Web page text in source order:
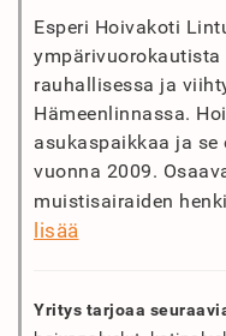
Esperi Hoivakoti
rauhallisessa ja
Hämeenlinnassa.
asukaspaikkaa ja
vuonna 2009.
muistisairaiden
lisää
Yritys tarjoaa